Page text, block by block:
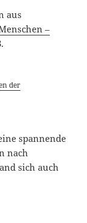
aus
–
der
spannende
nach
sich auch